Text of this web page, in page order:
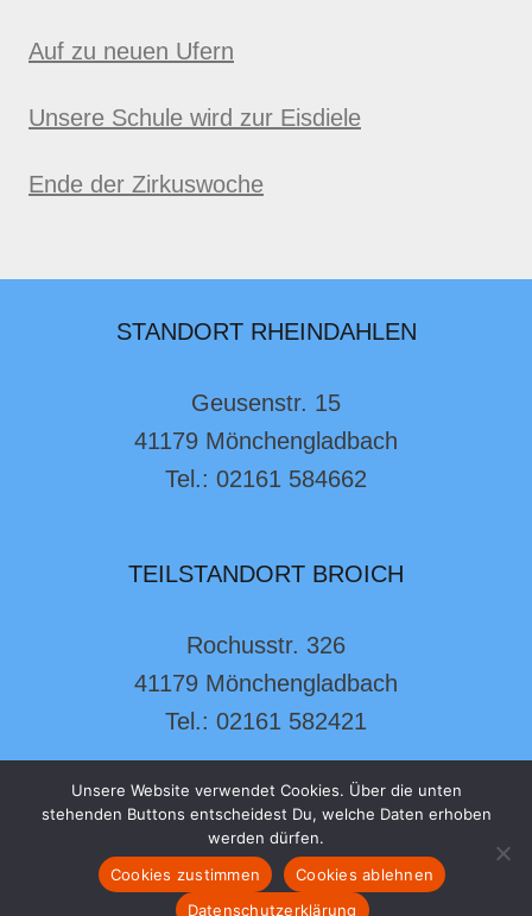
Auf zu neuen Ufern
Unsere Schule wird zur Eisdiele
Ende der Zirkuswoche
STANDORT RHEINDAHLEN
Geusenstr. 15
41179 Mönchengladbach
Tel.: 02161 584662
TEILSTANDORT BROICH
Rochusstr. 326
41179 Mönchengladbach
Tel.: 02161 582421
© 2026 Will-Sommer-Grundschule
Unsere Website verwendet Cookies. Über die unten
stehenden Buttons entscheidest Du, welche Daten erhoben
werden dürfen.
Cookies zustimmen
Cookies ablehnen
Datenschutzerklärung